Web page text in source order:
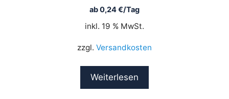
ab0,24€/Tag
inkl. 19 % MwSt.
zzgl. Versandkosten
Weiterlesen